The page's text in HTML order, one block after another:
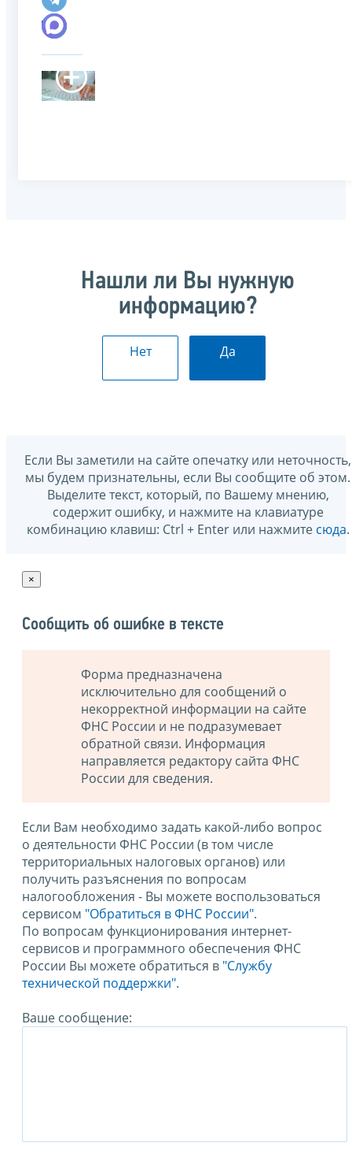
Нашли ли Вы нужную
информацию?
Нет Да
Если Вы заметили на сайте опечатку или неточность,
мы будем признательны, если Вы сообщите об этом.
Выделите текст, который, по Вашему мнению,
содержит ошибку, и нажмите на клавиатуре
комбинацию клавиш: Ctrl + Enter или нажмите сюда.
×
Сообщить об ошибке в тексте
Форма предназначена
исключительно для сообщений о
некорректной информации на сайте
ФНС России и не подразумевает
обратной связи. Информация
направляется редактору сайта ФНС
России для сведения.
Если Вам необходимо задать какой-либо вопрос
о деятельности ФНС России (в том числе
территориальных налоговых органов) или
получить разъяснения по вопросам
налогообложения - Вы можете воспользоваться
сервисом "Обратиться в ФНС России".
По вопросам функционирования интернет-
сервисов и программного обеспечения ФНС
России Вы можете обратиться в "Службу
технической поддержки".
Ваше сообщение: